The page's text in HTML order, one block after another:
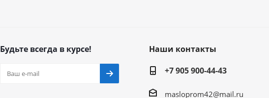
Будьте всегда в курсе!
Наши контакты
+7 905 900-44-43
masloprom42@mail.ru